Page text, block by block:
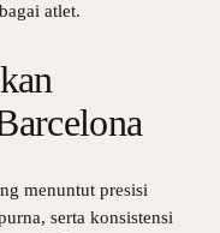
atlet.
menuntut presisi
serta konsistensi